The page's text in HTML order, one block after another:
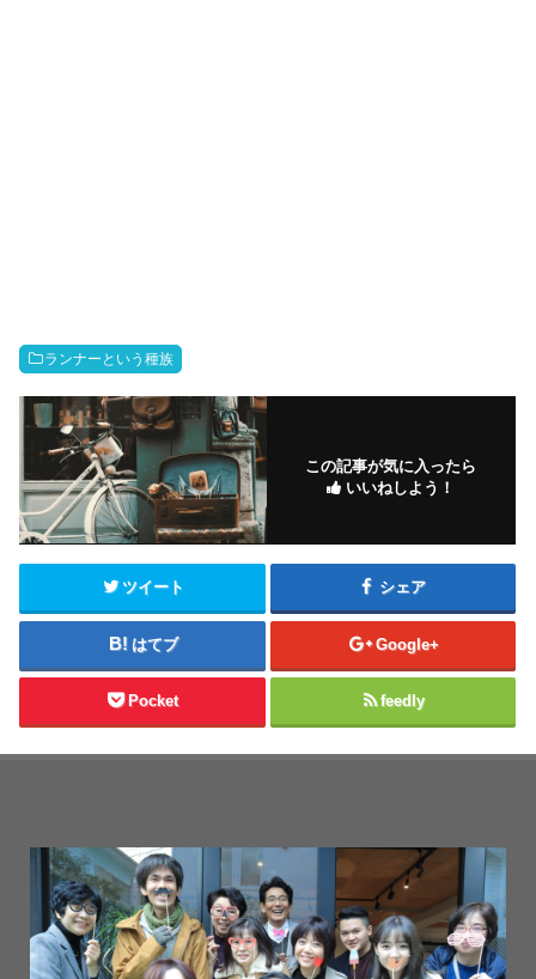
ランナーという種族
この記事が気に入ったら
いいねしよう！
ツイート シェア
はてブ Google+
Pocket feedly